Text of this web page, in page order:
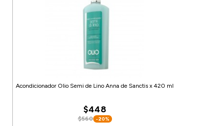
Acondicionador Olio Semi de Lino Anna de Sanctis x 420 ml
$448
$560 -20%